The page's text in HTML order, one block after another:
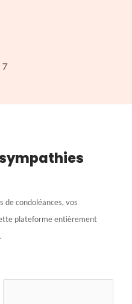
7
de condoléances, vos
plateforme entièrement